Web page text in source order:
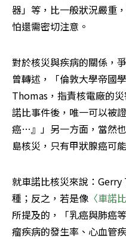
器」等，比一般狀況嚴重
怕還需密切注意。
對於核災與疾病的關係，
曾轉述，「倫敦大學帝國
Thomas，指責核電廠的
諾比事件後，唯一可以被
癌…』」另一方面，當然
島核災，只有甲狀腺癌可
就車諾比核災來說：
種；反之，若是像 〈車諾
所提及的，「乳癌與肺癌
瘤疾病的發生率、心血管